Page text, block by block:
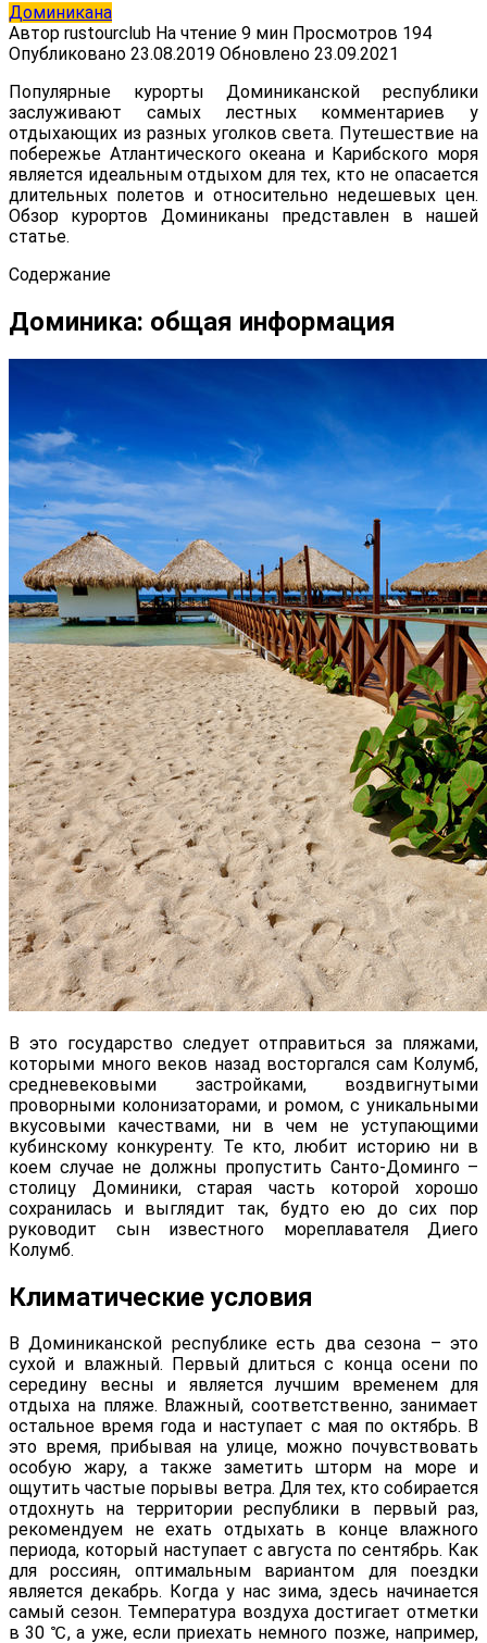
Доминикана
Автор rustourclub На чтение 9 мин Просмотров 194
Опубликовано 23.08.2019 Обновлено 23.09.2021
Популярные курорты Доминиканской республики
заслуживают самых лестных комментариев у
отдыхающих из разных уголков света. Путешествие на
побережье Атлантического океана и Карибского моря
является идеальным отдыхом для тех, кто не опасается
длительных полетов и относительно недешевых цен.
Обзор курортов Доминиканы представлен в нашей
статье.
Содержание
Доминика: общая информация
В это государство следует отправиться за пляжами,
которыми много веков назад восторгался сам Колумб,
средневековыми застройками, воздвигнутыми
проворными колонизаторами, и ромом, с уникальными
вкусовыми качествами, ни в чем не уступающими
кубинскому конкуренту. Те кто, любит историю ни в
коем случае не должны пропустить Санто-Доминго –
столицу Доминики, старая часть которой хорошо
сохранилась и выглядит так, будто ею до сих пор
руководит сын известного мореплавателя Диего
Колумб.
Климатические условия
В Доминиканской республике есть два сезона – это
сухой и влажный. Первый длиться с конца осени по
середину весны и является лучшим временем для
отдыха на пляже. Влажный, соответственно, занимает
остальное время года и наступает с мая по октябрь. В
это время, прибывая на улице, можно почувствовать
особую жару, а также заметить шторм на море и
ощутить частые порывы ветра. Для тех, кто собирается
отдохнуть на территории республики в первый раз,
рекомендуем не ехать отдыхать в конце влажного
периода, который наступает с августа по сентябрь. Как
для россиян, оптимальным вариантом для поездки
является декабрь. Когда у нас зима, здесь начинается
самый сезон. Температура воздуха достигает отметки
в 30 ℃, а уже, если приехать немного позже, например,